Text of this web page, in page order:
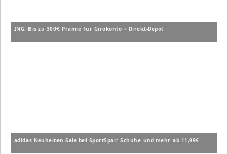
ING: Bis zu 300€ Prämie für Girokonto + Direkt-Depot
adidas Neuheiten-Sale bei SportSpar: Schuhe und mehr ab 11,99€